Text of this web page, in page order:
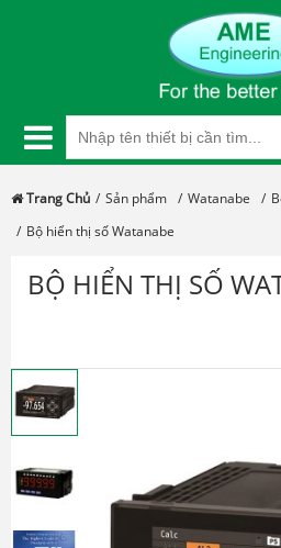
Trang Chủ Sản phẩm Watanabe
Bộ hiển thị số Watanabe
BỘ HIỂN THỊ SỐ